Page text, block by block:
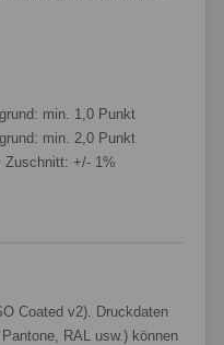
min. 1,0 Punkt
min. 2,0 Punkt
Zuschnitt: +/- 1%
Coated v2). Druckdaten
RAL usw.) können